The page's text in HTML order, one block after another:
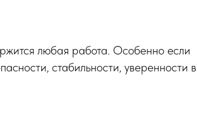
любая работа. Особенно если
стабильности, уверенности в